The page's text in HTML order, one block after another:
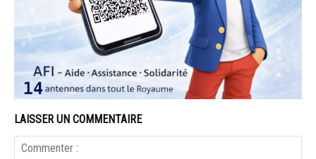
LAISSER UN COMMENTAIRE